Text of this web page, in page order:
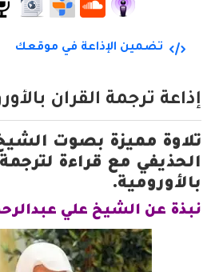
تضمين الإذاعة في موقعك
إذاعة ترجمة القرآن
تلاوة مميزة بصوت
الحذيفي مع قراءة
بالأورومية.
نبذة عن الشيخ علي